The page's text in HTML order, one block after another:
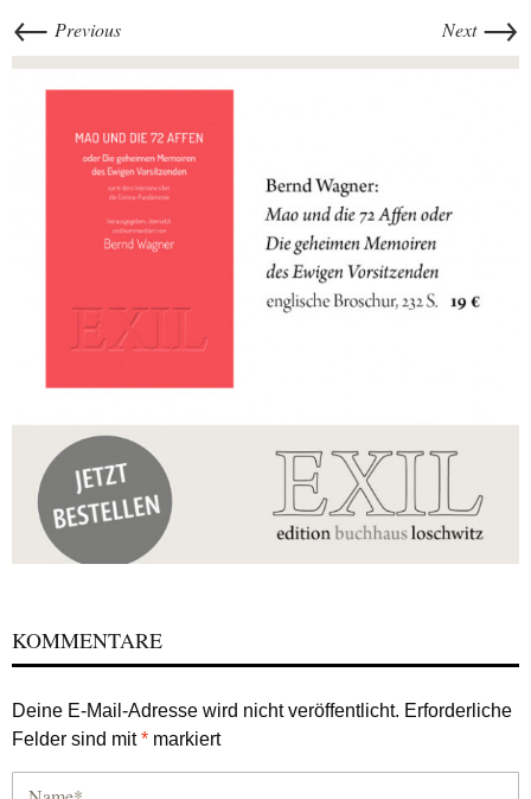
← Previous Next →
KOMMENTARE
Deine E-Mail-Adresse wird nicht veröffentlicht. Erforderliche
Felder sind mit* markiert